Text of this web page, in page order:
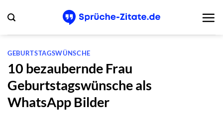
Inhalt
springen
GEBURTSTAGSWÜNSCHE
10 bezaubernde Frau
Geburtstagswünsche als
WhatsApp Bilder